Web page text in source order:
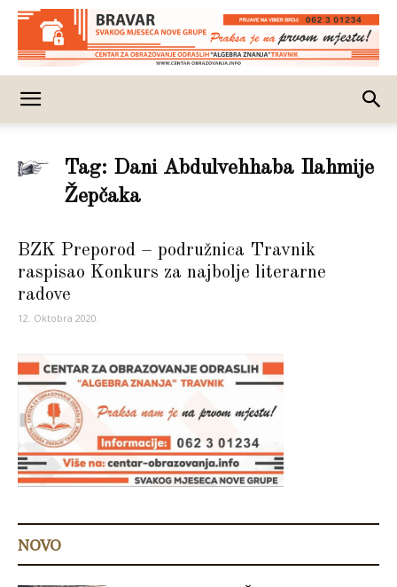
Tag: Dani Abdulvehhaba Ilahmije
Žepčaka
BZK Preporod – podružnica Travnik
raspisao Konkurs za najbolje literarne
radove
12. Oktobra 2020.
NOVO